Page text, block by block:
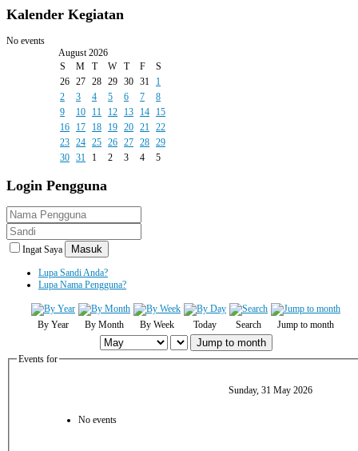
Kalender Kegiatan
No events
August 2026
S
M T W T F
S
26 27 28 29 30 31
1
2
3 4 5 6 7
8
9
10 11 12 13 14
15
16
17 18 19 20 21 22
23 24 25 26 27 28 29
30 31 1 2 3 4 5
Login Pengguna
Ingat Saya Masuk
Lupa Sandi Anda?
Lupa Nama Pengguna?
By Year By Month By Week Today Search Jump to month
Jump to month
Events for
Sunday, 31 May 2026
No events